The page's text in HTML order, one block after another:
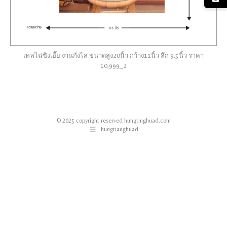
เทพไฉ่ซิงเอี๊ย งานกังไส ขนาดสูง20นิ้ว กว้าง11นิ้ว ลึก 9.5นิ้ว ราคา
10,999_2
© 2025 copyright reserved hungtinghuad.com
hungtianghuad